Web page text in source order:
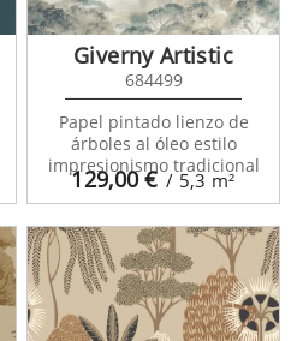
129,00€ / 5,3 m²
Giverny Artistic
684499
Papel pintado lienzo de
árboles al óleo estilo
impresionismo tradicional